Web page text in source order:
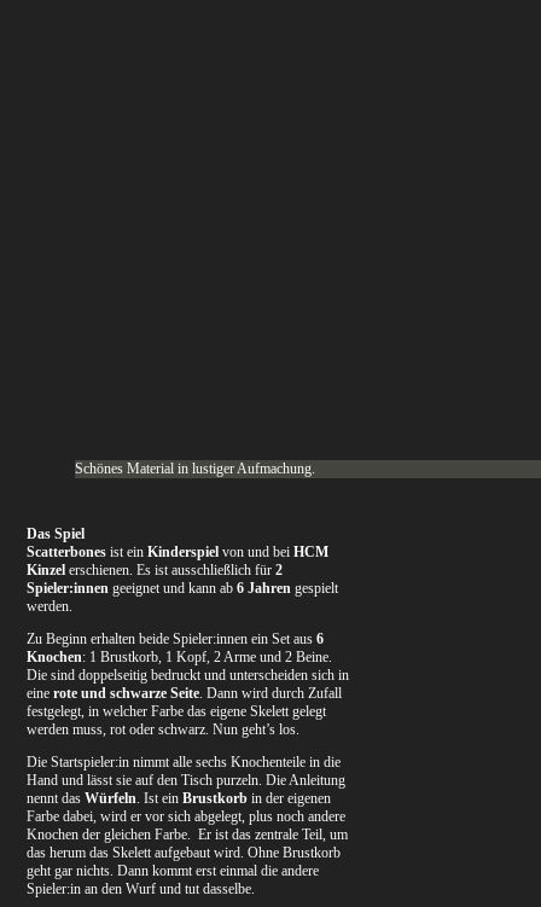
Schönes Material in lustiger Aufmachung.
Das Spiel
Scatterbonesist einKinderspiel von und beiHCM
Kinzel erschienen. Es ist ausschließlich für2
Spieler:innen geeignet und kann ab6 Jahren gespielt
werden.
Zu Beginn erhalten beide Spieler:innen ein Set aus6
Knochen: 1 Brustkorb, 1 Kopf, 2 Arme und 2 Beine.
Die sind doppelseitig bedruckt und unterscheiden sich in
einerote und schwarze Seite. Dann wird durch Zufall
festgelegt, in welcher Farbe das eigene Skelett gelegt
werden muss, rot oder schwarz. Nun geht’s los.
Die Startspieler:in nimmt alle sechs Knochenteile in die
Hand und lässt sie auf den Tisch purzeln. Die Anleitung
nennt dasWürfeln. Ist einBrustkorb in der eigenen
Farbe dabei, wird er vor sich abgelegt, plus noch andere
Knochen der gleichen Farbe. Er ist das zentrale Teil, um
das herum das Skelett aufgebaut wird. Ohne Brustkorb
geht gar nichts. Dann kommt erst einmal die andere
Spieler:in an den Wurf und tut dasselbe.